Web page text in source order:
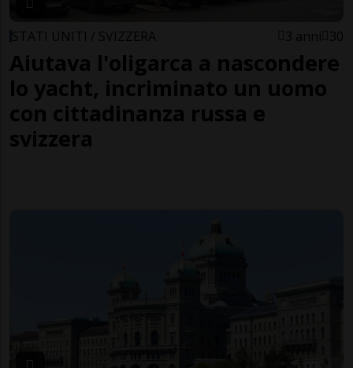
STATI UNITI / SVIZZERA 3 anni 30
Aiutava l'oligarca a nascondere
lo yacht, incriminato un uomo
con cittadinanza russa e
svizzera